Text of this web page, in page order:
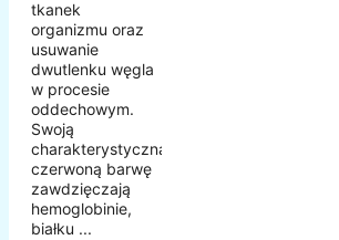
tkanek
organizmu oraz
usuwanie
dwutlenku węgla
w procesie
oddechowym.
Swoją
charakterystyczną
czerwoną barwę
zawdzięczają
hemoglobinie,
białku ...